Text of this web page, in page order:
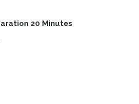
20 Minutes